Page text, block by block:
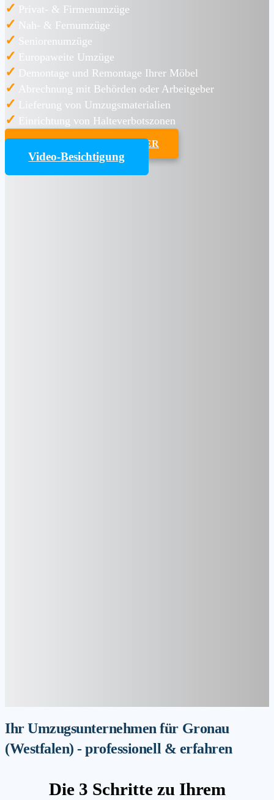
✓ Privat- & Firmenumzüge
✓ Nah- & Fernumzüge
✓ Seniorenumzüge
✓ Europaweite Umzüge
✓ Demontage und Remontage Ihrer Möbel
✓ Abrechnung mit Behörden oder Arbeitgeber
✓ Lieferung von Umzugsmaterialien
✓ Einrichtung von Halteverbotszonen
UMZUGSKOSTENRECHNER
Video-Besichtigung
Ihr Umzugsunternehmen für Gronau
(Westfalen) - professionell & erfahren
Die 3 Schritte zu Ihrem